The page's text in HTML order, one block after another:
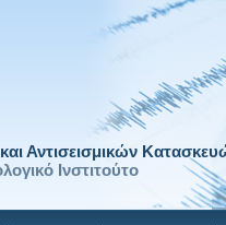
και Αντισεισμικών
Ινστιτούτο